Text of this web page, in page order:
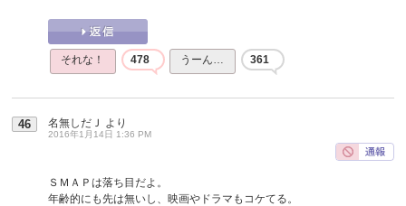
それな！ 478 うーん… 361
46 名無しだＪ より
2016年1月14日 1:36 PM
ＳＭＡＰは落ち目だよ。
年齢的にも先は無いし、映画やドラマもコケてる。